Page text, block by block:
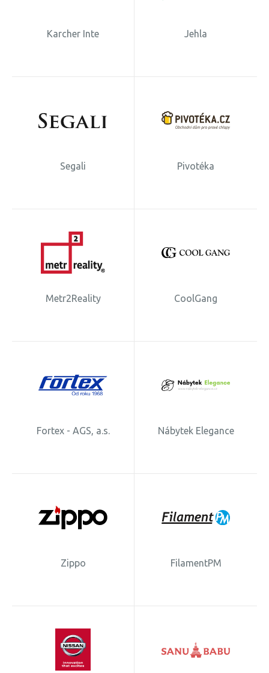
Karcher Inte Jehla
Segali Pivotéka
Metr2Reality CoolGang
Fortex - AGS, a.s. Nábytek Elegance
Zippo FilamentPM